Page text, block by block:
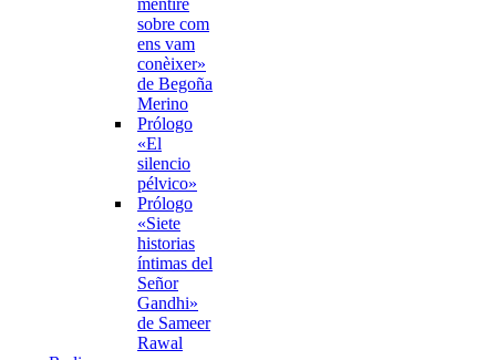
mentiré
sobre com
ens vam
conèixer»
de Begoña
Merino
Prólogo
«El
silencio
pélvico»
Prólogo
«Siete
historias
íntimas del
Señor
Gandhi»
de Sameer
Rawal